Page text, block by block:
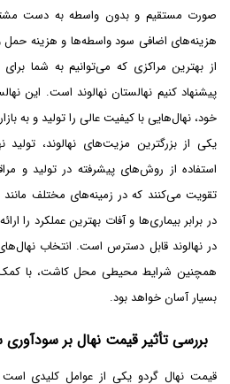
صورت مستقیم و بدون واسطه به دست
هزینه‌های اضافی سود واسطه‌ها و هزینه
از بهترین مراکزی که می‌توانیم به شما
پیشنهاد کنیم نهالستان نهالوند است‌. این
خود، نهال‌هایی با کیفیت عالی را تولید و به
یکی از بزرگترین مزیت‌های نهالوند،
استفاده از روش‌های پیشرفته در تولید و
تقویت می‌کنند که در زمینه‌های مختلف
در برابر بیماری‌ها و آفات بهترین عملکرد را
در نهالوند قابل دسترس است. انتخاب
همچنین شرایط محیطی محل کاشت، با
بسیار آسان خواهد بود.
بررسی تأثیر قیمت نهال بر سودآوری
قیمت نهال گردو یکی از عوامل کلیدی